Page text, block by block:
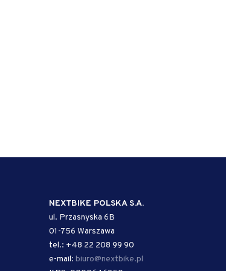
NEXTBIKE POLSKA S.A.
ul. Przasnyska 6B
01-756 Warszawa
tel.: +48 22 208 99 90
e-mail: biuro@nextbike.pl